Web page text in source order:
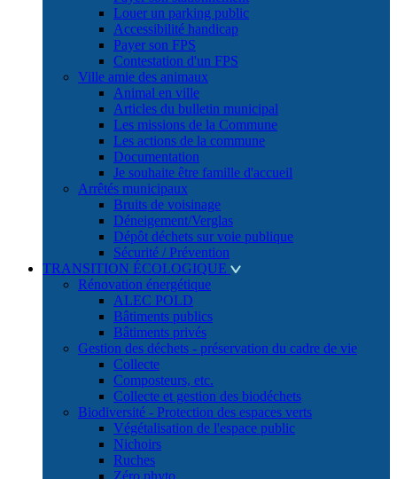
Louer un parking public
Accessibilité handicap
Payer son FPS
Contestation d'un FPS
Ville amie des animaux
Animal en ville
Articles du bulletin municipal
Les missions de la Commune
Les actions de la commune
Documentation
Je souhaite être famille d'accueil
Arrêtés municipaux
Bruits de voisinage
Déneigement/Verglas
Dépôt déchets sur voie publique
Sécurité / Prévention
TRANSITION ÉCOLOGIQUE
Rénovation énergétique
ALEC POLD
Bâtiments publics
Bâtiments privés
Gestion des déchets - préservation du cadre de vie
Collecte
Composteurs, etc.
Collecte et gestion des biodéchets
Biodiversité - Protection des espaces verts
Végétalisation de l'espace public
Nichoirs
Ruches
Zéro phyto